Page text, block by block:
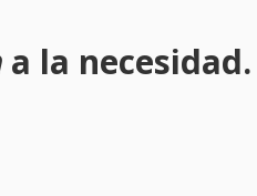
a la necesidad.